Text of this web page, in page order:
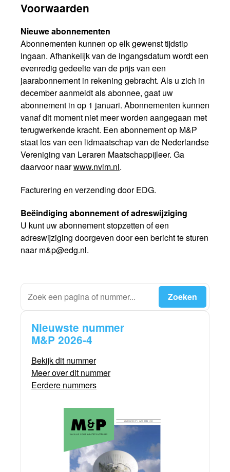
Voorwaarden
Nieuwe abonnementen
Abonnementen kunnen op elk gewenst tijdstip
ingaan. Afhankelijk van de ingangsdatum wordt een
evenredig gedeelte van de prijs van een
jaarabonnement in rekening gebracht. Als u zich in
december aanmeldt als abonnee, gaat uw
abonnement in op 1 januari. Abonnementen kunnen
vanaf dit moment niet meer worden aangegaan met
terugwerkende kracht. Een abonnement op M&P
staat los van een lidmaatschap van de Nederlandse
Vereniging van Leraren Maatschappijleer. Ga
daarvoor naarwww.nvlm.nl.
Facturering en verzending door EDG.
Beëindiging abonnement of adreswijziging
U kunt uw abonnement stopzetten of een
adreswijziging doorgeven door een bericht te sturen
naar m&p@edg.nl.
Nieuwste nummer
M&P 2026-4
Bekijk dit nummer
Meer over dit nummer
Eerdere nummers